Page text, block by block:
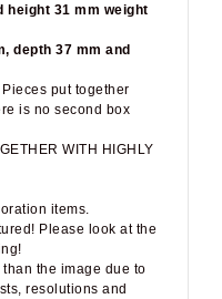
height 31 mm weight
depth 37 mm and
put together
is no second box
WITH HIGHLY
items.
Please look at the
the image due to
resolutions and